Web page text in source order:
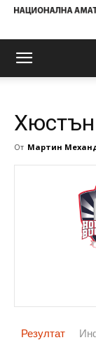
От Мартин
Резултат